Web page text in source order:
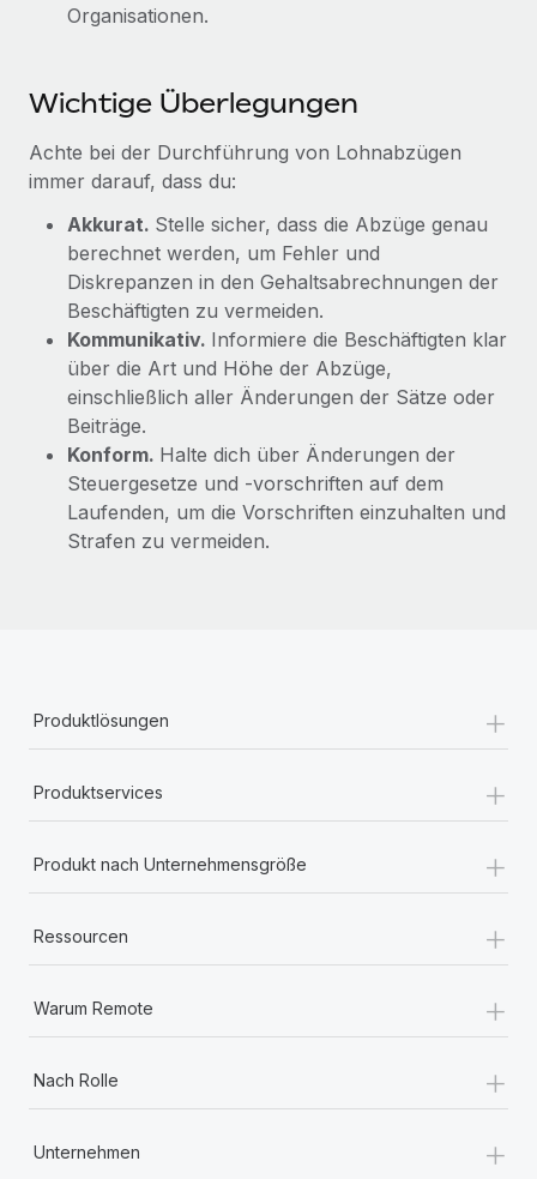
Organisationen.
Wichtige Überlegungen
Achte bei der Durchführung von Lohnabzügen
immer darauf, dass du:
Akkurat. Stelle sicher, dass die Abzüge genau
berechnet werden, um Fehler und
Diskrepanzen in den Gehaltsabrechnungen der
Beschäftigten zu vermeiden.
Kommunikativ. Informiere die Beschäftigten klar
über die Art und Höhe der Abzüge,
einschließlich aller Änderungen der Sätze oder
Beiträge.
Konform. Halte dich über Änderungen der
Steuergesetze und -vorschriften auf dem
Laufenden, um die Vorschriften einzuhalten und
Strafen zu vermeiden.
Produktlösungen +
Produktservices +
Produkt nach Unternehmensgröße +
Ressourcen +
Warum Remote +
Nach Rolle +
Unternehmen +